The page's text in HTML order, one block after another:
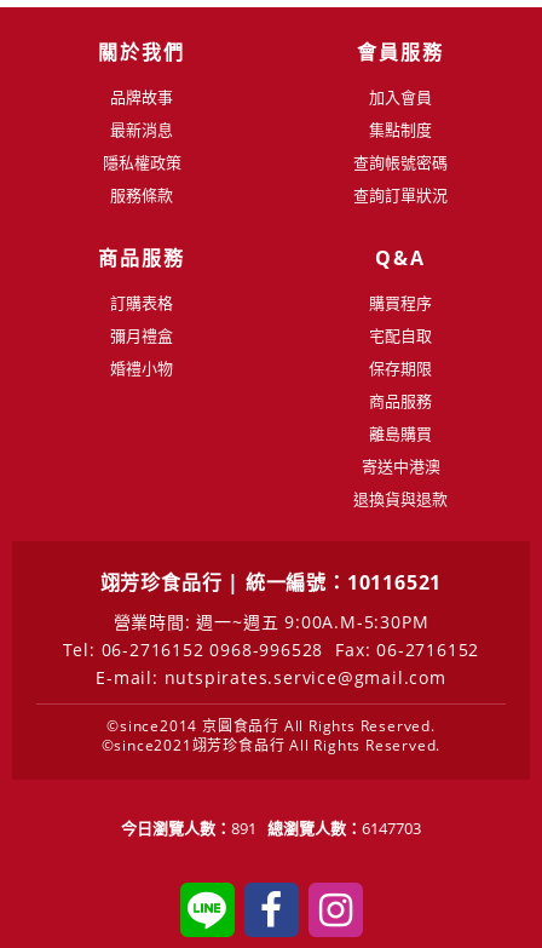
關於我們
品牌故事
最新消息
隱私權政策
服務條款
會員服務
加入會員
集點制度
查詢帳號密碼
查詢訂單狀況
商品服務
訂購表格
彌月禮盒
婚禮小物
Q&A
購買程序
宅配自取
保存期限
商品服務
離島購買
寄送中港澳
退換貨與退款
翊芳珍食品行 | 統一編號：10116521
營業時間: 週一~週五 9:00A.M-5:30PM
Tel: 06-2716152 0968-996528
Fax: 06-2716152
E-mail: nutspirates.service@gmail.com
©since2014 京圓食品行 All Rights Reserved.
©since2021翊芳珍食品行 All Rights Reserved.
今日瀏覽人數： 891 總瀏覽人數： 6147703